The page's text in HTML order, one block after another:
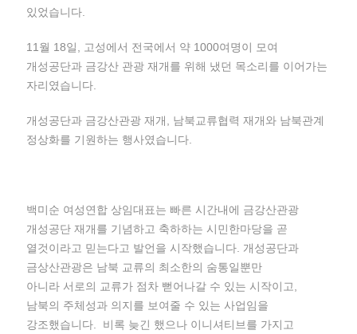
있었습니다.
11월 18일, 고성에서 전국에서 약 1000여명이 모여
개성공단과 금강산 관광 재개를 위해 냈던 목소리를 이어가는
자리였습니다.
개성공단과 금강산관광 재개, 남북교류협력 재개와 남북관계
정상화를 기원하는 행사였습니다.
백미순 여성연합 상임대표는 빠른 시간내에 금강산관광
개성공단 재개를 기념하고 축하하는 시민한마당을 곧
열것이라고 믿는다고 발언을 시작했습니다. 개성공단과
금상산관광은 남북 교류의 최소한의 숨통일뿐만
아니라 서로의 교류가 점차 뻗어나갈 수 있는 시작이고,
남북의 주체성과 의지를 보여줄 수 있는 사업임을
강조했습니다. 비록 늦긴 했으나 이니셔티브를 가지고